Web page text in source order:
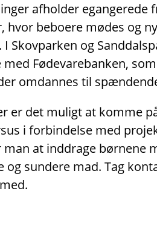
afholder egangerede
hvor beboere mødes og
Skovparken og
Fødevarebanken,
omdannes til
er det muligt at komme
i forbindelse med
at inddrage børnene
og sundere mad. Tag